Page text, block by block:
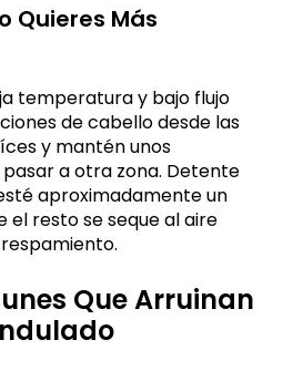
Quieres Más
temperatura y bajo flujo
de cabello desde las
y mantén unos
a otra zona. Detente
aproximadamente un
el resto se seque al aire
Que Arruinan